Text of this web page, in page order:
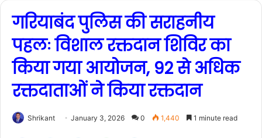
गरियाबंद पुलिस की सराहनीय
पहलः विशाल रक्तदान शिविर का
किया गया आयोजन, 92 से अधिक
रक्तदाताओं ने किया रक्तदान
Shrikant January 3, 2026 0 1,440 1 minute read